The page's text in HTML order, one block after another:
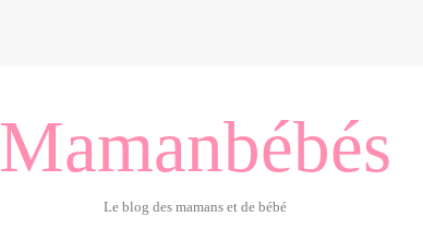
Mamanbébés
Le blog des mamans et de bébé